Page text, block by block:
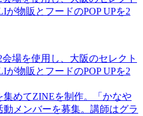
物販とフードのPOP UPを2
会場を使用し、大阪のセレクト
物販とフードのPOP UPを2
めてZINEを制作。「かなや
動メンバーを募集。講師はグラ